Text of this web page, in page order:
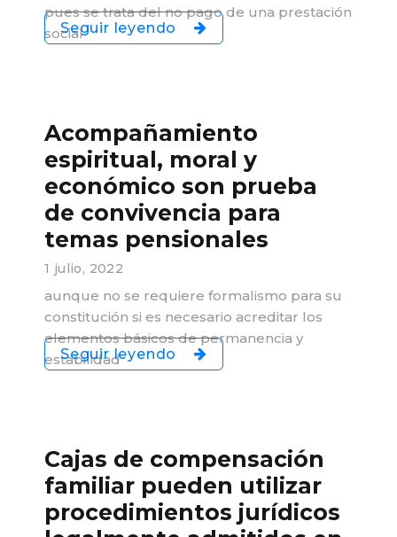
pues se trata del no pago de una prestación
social
Seguir leyendo
Acompañamiento
espiritual, moral y
económico son prueba
de convivencia para
temas pensionales
1 julio, 2022
aunque no se requiere formalismo para su
constitución si es necesario acreditar los
elementos básicos de permanencia y
estabilidad
Seguir leyendo
Cajas de compensación
familiar pueden utilizar
procedimientos jurídicos